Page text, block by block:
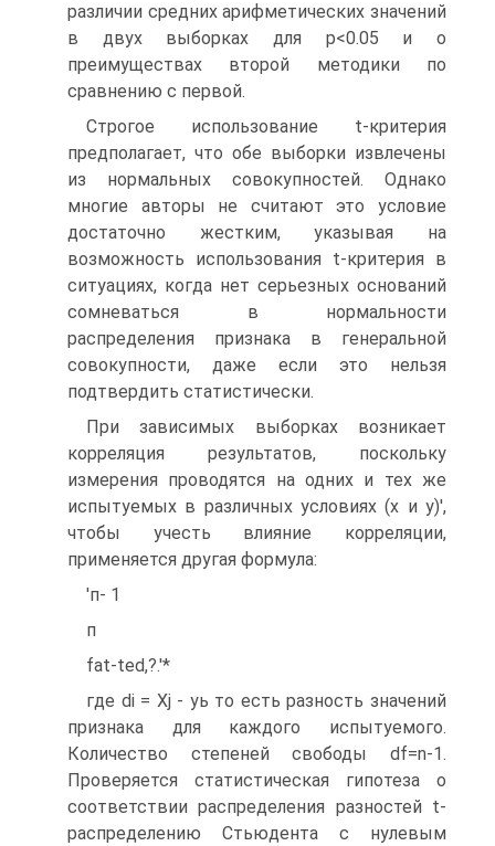
различии средних арифметических значений
в двух выборках для р<0.05 и о
преимуществах второй методики по
сравнению с первой.
Строгое использование t-критерия
предполагает, что обе выборки извлечены
из нормальных совокупностей. Однако
многие авторы не считают это условие
достаточно жестким, указывая на
возможность использования t-критерия в
ситуациях, когда нет серьезных оснований
сомневаться в нормальности
распределения признака в генеральной
совокупности, даже если это нельзя
подтвердить статистически.
При зависимых выборках возникает
корреляция результатов, поскольку
измерения проводятся на одних и тех же
испытуемых в различных условиях (х и у)',
чтобы учесть влияние корреляции,
применяется другая формула:
'п- 1
п
fat-ted,?.'*
где di = Xj - уь то есть разность значений
признака для каждого испытуемого.
Количество степеней свободы df=n-1.
Проверяется статистическая гипотеза о
соответствии распределения разностей t-
распределению Стьюдента с нулевым